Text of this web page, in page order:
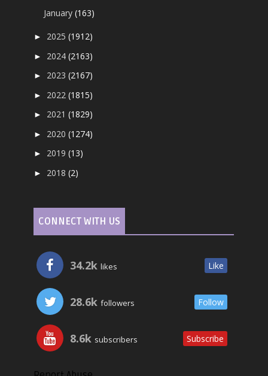
January(163)
► 2025(1912)
► 2024(2163)
► 2023(2167)
► 2022(1815)
► 2021(1829)
► 2020(1274)
► 2019(13)
► 2018(2)
CONNECT WITH US
34.2k likes Like
28.6k followers Follow
8.6k subscribers Subscribe